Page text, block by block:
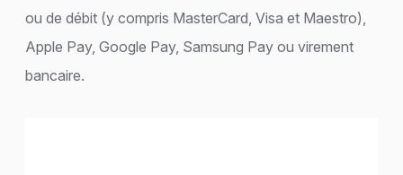
ou de débit (y compris MasterCard, Visa et Maestro),
Apple Pay, Google Pay, Samsung Pay ou virement
bancaire.